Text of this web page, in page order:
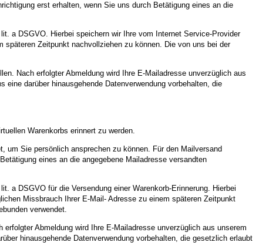
erst erhalten, wenn Sie uns durch Betätigung eines an die
a DSGVO. Hierbei speichern wir Ihre vom Internet Service-Provider
Zeitpunkt nachvollziehen zu können. Die von uns bei der
Nach erfolgter Abmeldung wird Ihre E-Mailadresse unverzüglich aus
darüber hinausgehende Datenverwendung vorbehalten, die
Warenkorbs erinnert zu werden.
um Sie persönlich ansprechen zu können. Für den Mailversand
eines an die angegebene Mailadresse versandten
a DSGVO für die Versendung einer Warenkorb-Erinnerung. Hierbei
Missbrauch Ihrer E-Mail- Adresse zu einem späteren Zeitpunkt
verwendet.
Abmeldung wird Ihre E-Mailadresse unverzüglich aus unserem
hinausgehende Datenverwendung vorbehalten, die gesetzlich erlaubt